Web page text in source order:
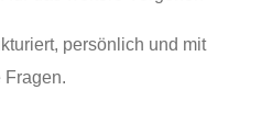
persönlich und mit
Fragen.